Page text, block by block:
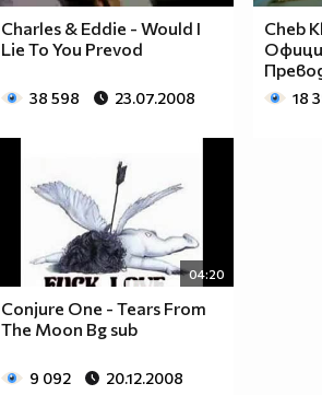
Charles & Eddie - Would I
Lie To You Prevod
38 598 23.07.2008
Cheb
18
04:20
Conjure One - Tears From
The Moon Bg sub
9 092 20.12.2008